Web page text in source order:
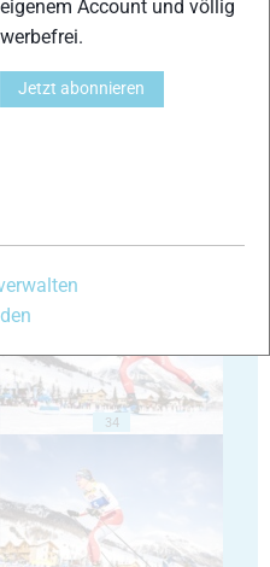
30
32
34
eigenem Account und völlig
werbefrei.
Jetzt abonnieren